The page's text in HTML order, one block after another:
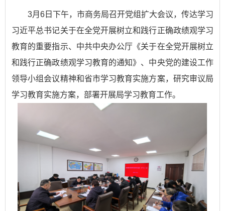
3月6日下午，市商务局召开党组扩大会议，传达学习
习近平总书记关于在全党开展树立和践行正确政绩观学习
教育的重要指示、中共中央办公厅《关于在全党开展树立
和践行正确政绩观学习教育的通知》、中央党的建设工作
领导小组会议精神和省市学习教育实施方案，研究审议局
学习教育实施方案，部署开展局学习教育工作。